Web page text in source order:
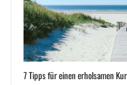
7 Tipps für einen erholsamen